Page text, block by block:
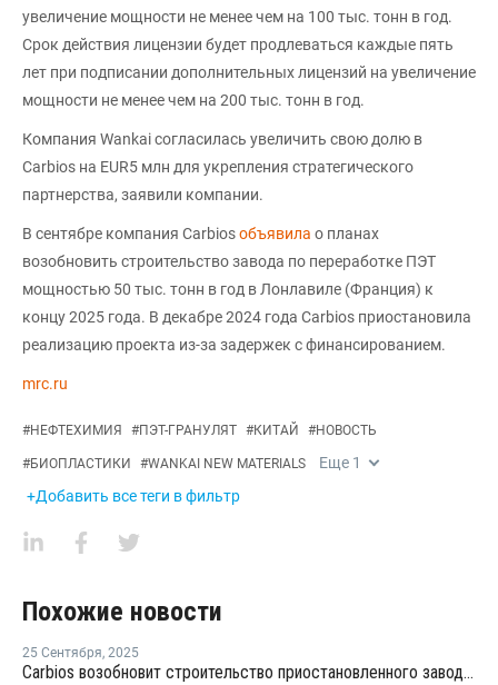
увеличение мощности не менее чем на 100 тыс. тонн в год.
Срок действия лицензии будет продлеваться каждые пять
лет при подписании дополнительных лицензий на увеличение
мощности не менее чем на 200 тыс. тонн в год.
Компания Wankai согласилась увеличить свою долю в
Carbios на EUR5 млн для укрепления стратегического
партнерства, заявили компании.
В сентябре компания Carbiosобъявила о планах
возобновить строительство завода по переработке ПЭТ
мощностью 50 тыс. тонн в год в Лонлавиле (Франция) к
концу 2025 года. В декабре 2024 года Carbios приостановила
реализацию проекта из-за задержек с финансированием.
mrc.ru
#НЕФТЕХИМИЯ #ПЭТ-ГРАНУЛЯТ #КИТАЙ #НОВОСТЬ
#БИОПЛАСТИКИ #WANKAI NEW MATERIALS Еще 1
+Добавить все теги в фильтр
Похожие новости
25 Сентября, 2025
Carbios возобновит строительство приостановленного завода по биопереработке ПЭТ во Франции